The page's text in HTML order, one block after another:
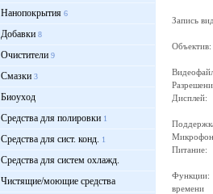
Нанопокрытия6
Добавки8
Очистители9
Смазки3
Биоуход
Средства для полировки1
Средства для сист. конд. 1
Средства для систем охлажд.
Чистящие/моющие средства
Запись
от
времени